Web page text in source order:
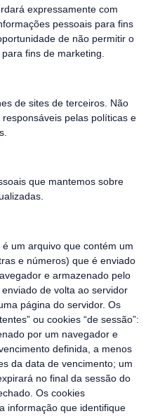
expressamente com
pessoais para fins
de não permitir o
fins de marketing.
de sites de terceiros. Não
pelas políticas e
que mantemos sobre
um arquivo que contém um
e números) que é enviado
e armazenado pelo
de volta ao servidor
página do servidor. Os
ou cookies “de sessão”:
por um navegador e
definida, a menos
da data de vencimento; um
no final da sessão do
Os cookies
informação que identifique